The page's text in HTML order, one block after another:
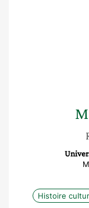
Histoire